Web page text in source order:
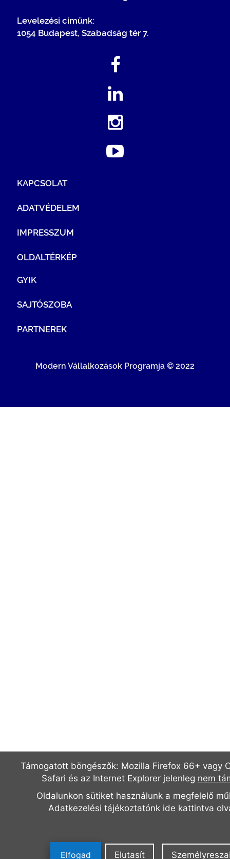
Levelezési címünk:
1054 Budapest, Szabadság tér 7.
KAPCSOLAT
ADATVÉDELEM
IMPRESSZUM
OLDALTÉRKÉP
GYIK
SAJTÓSZOBA
PARTNEREK
Modern Vállalkozások Programja © 2022
Támogatott böngészők: Mozilla Firefox 66+ vagy
Safari és az Internet Explorer jelenleg nem
Oldalunkon sütiket használunk a megfelelő
Adatkezelési tájékoztatónk ide kattintva
Elfogad Elutasít